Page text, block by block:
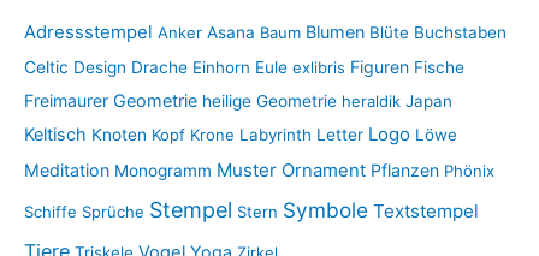
Adressstempel Anker Asana Baum Blumen Blüte Buchstaben
Celtic Design Drache Einhorn Eule exlibris Figuren Fische
Freimaurer Geometrie heilige Geometrie heraldik Japan
Keltisch Knoten Kopf Krone Labyrinth Letter Logo Löwe
Meditation Monogramm Muster Ornament Pflanzen Phönix
Schiffe Sprüche Stempel Stern Symbole Textstempel
Tiere Yoga